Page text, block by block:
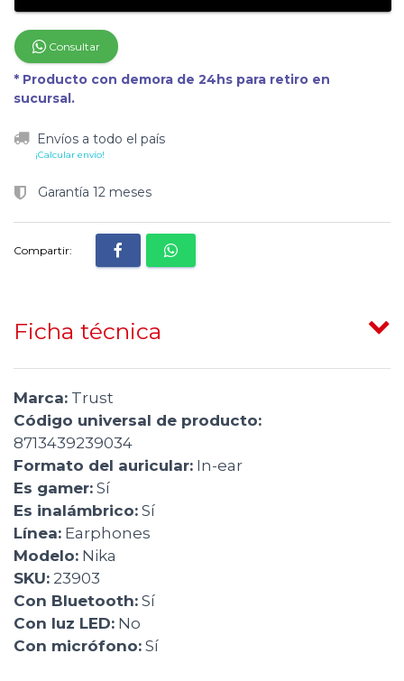
Consultar
* Producto con demora de 24hs para retiro en
sucursal.
Envíos a todo el país
¡Calcular envío!
Garantía 12 meses
Compartir:
Ficha técnica
Marca: Trust
Código universal de producto:
8713439239034
Formato del auricular: In-ear
Es gamer: Sí
Es inalámbrico: Sí
Línea: Earphones
Modelo: Nika
SKU: 23903
Con Bluetooth: Sí
Con luz LED: No
Con micrófono: Sí